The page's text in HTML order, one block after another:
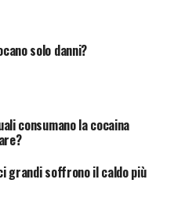
del virus Sars
ricerca, condotta da
i
delle cellule.
rivela i danni
solo danni?
consumano la cocaina
grandi soffrono il caldo più